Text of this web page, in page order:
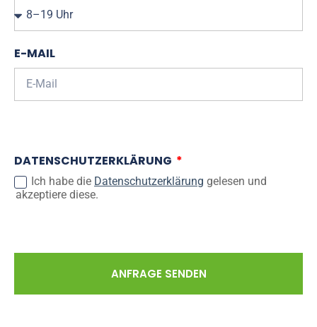
E-MAIL
DATENSCHUTZERKLÄRUNG
Ich habe die Datenschutzerklärung gelesen und
akzeptiere diese.
ANFRAGE SENDEN